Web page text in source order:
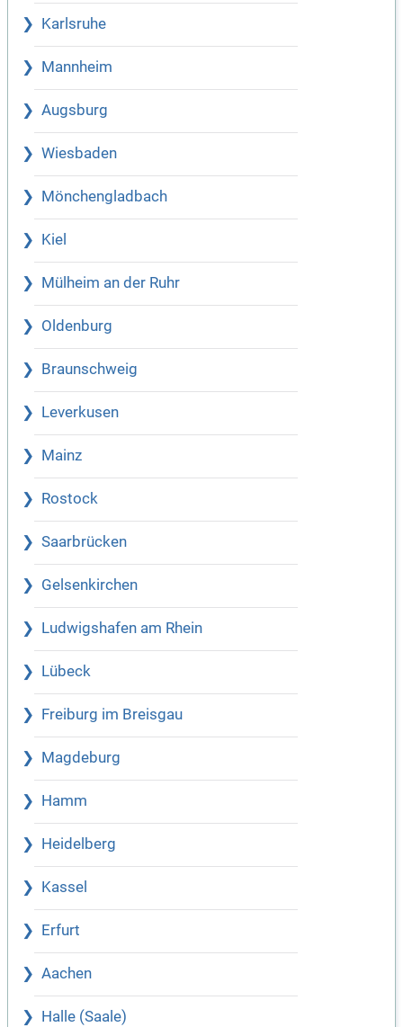
Karlsruhe
Mannheim
Augsburg
Wiesbaden
Mönchengladbach
Kiel
Mülheim an der Ruhr
Oldenburg
Braunschweig
Leverkusen
Mainz
Rostock
Saarbrücken
Gelsenkirchen
Ludwigshafen am Rhein
Lübeck
Freiburg im Breisgau
Magdeburg
Hamm
Heidelberg
Kassel
Erfurt
Aachen
Halle (Saale)